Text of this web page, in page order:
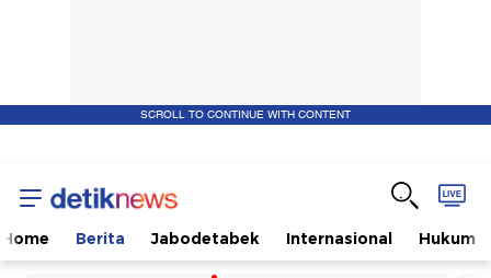
SCROLL TO CONTINUE WITH CONTENT
Home Berita Jabodetabek Internasional Hukum